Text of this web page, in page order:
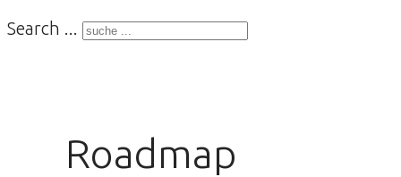
Search ...
Roadmap